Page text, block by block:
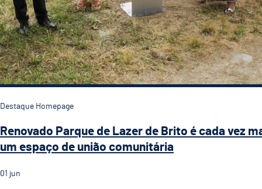
Destaque Homepage
Renovado Parque de Lazer de Brito é cada vez
um espaço de união comunitária
01 jun